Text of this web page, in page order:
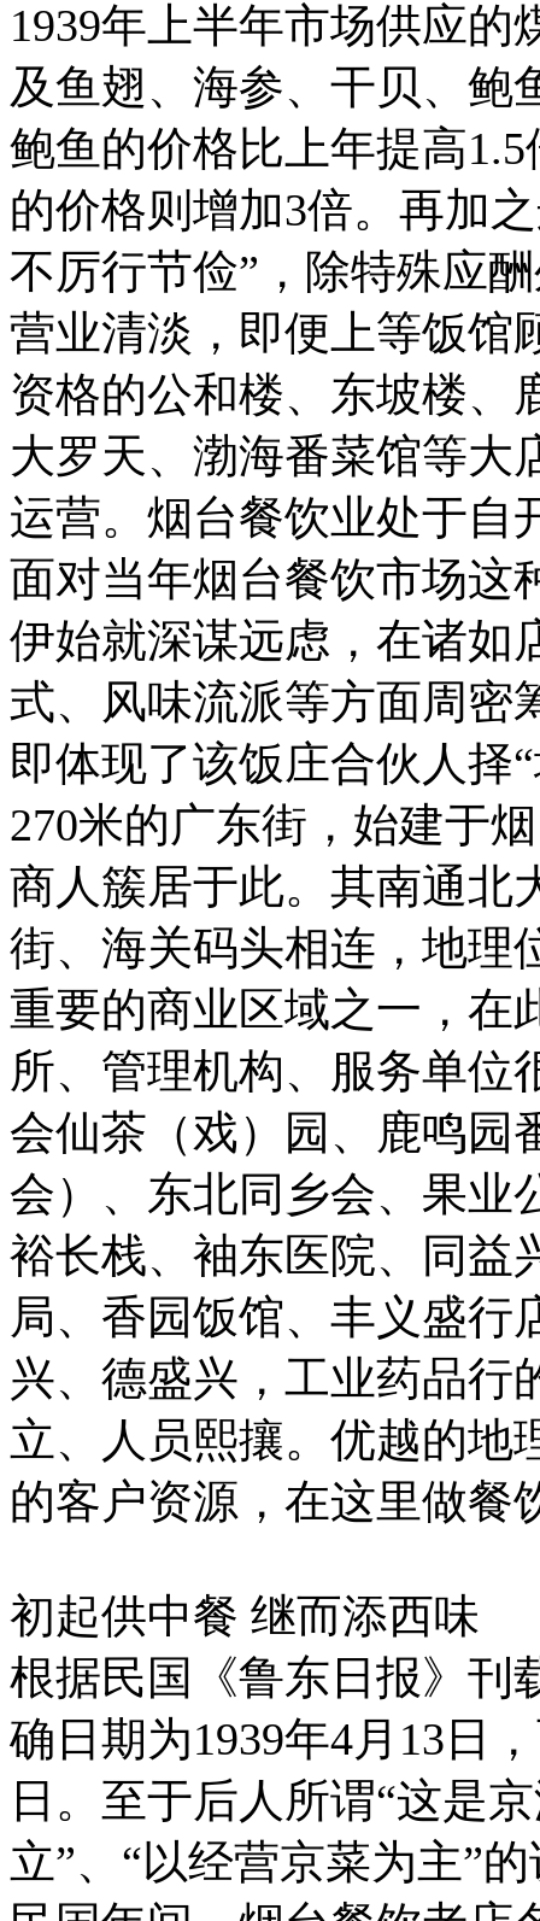
1939年上半年市场供应
及鱼翅、海参、干贝、鲍
鲍鱼的价格比上年提高
的价格则增加3倍。再加
不厉行节俭”，除特殊应
营业清淡，即便上等饭馆
资格的公和楼、东坡楼、
大罗天、渤海番菜馆等大
运营。烟台餐饮业处于自
面对当年烟台餐饮市场这
伊始就深谋远虑，在诸如
式、风味流派等方面周密
即体现了该饭庄合伙人择
270米的广东街，始建于
商人簇居于此。其南通北
街、海关码头相连，地理
重要的商业区域之一，在
所、管理机构、服务单位
会仙茶（戏）园、鹿鸣园
会）、东北同乡会、果业
裕长栈、袖东医院、同益
局、香园饭馆、丰义盛行
兴、德盛兴，工业药品行
立、人员熙攘。优越的地
的客户资源，在这里做餐
初起供中餐 继而添西味
根据民国《鲁东日报》刊
确日期为1939年4月13日
日。至于后人所谓“这是
立”、“以经营京菜为主”